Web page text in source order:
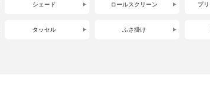
シェード ロールスクリーン プ
タッセル ふさ掛け